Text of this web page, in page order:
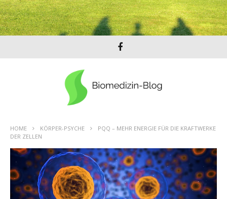
HOME KÖRPER-PSYCHE
PQQ – MEHR ENERGIE FÜR DIE KRAFTWERKE
DER ZELLEN